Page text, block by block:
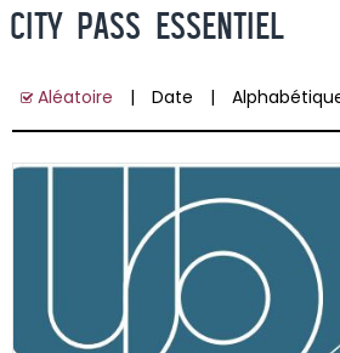
CITY PASS ESSENTIEL
Aléatoire Date